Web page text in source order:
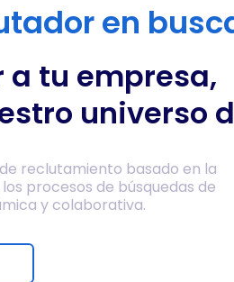
en
a tu empresa,
universo
reclutamiento basado en la
procesos de búsquedas de
y colaborativa.